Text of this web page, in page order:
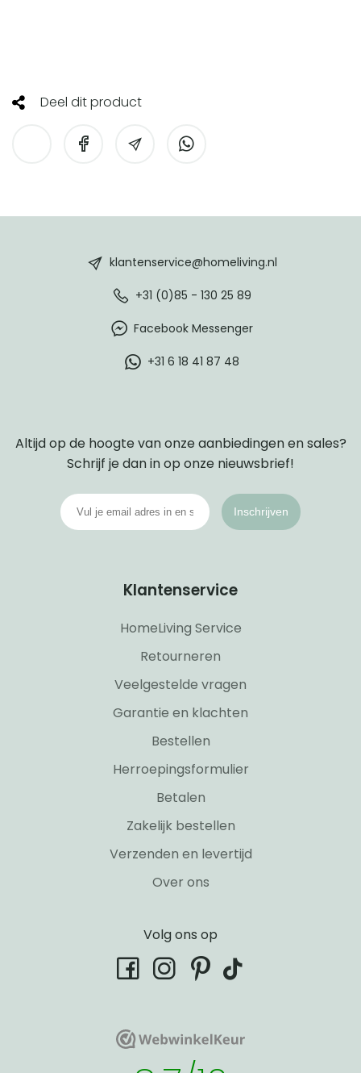
Deel dit product
klantenservice@homeliving.nl
+31 (0)85 - 130 25 89
Facebook Messenger
+31 6 18 41 87 48
Altijd op de hoogte van onze aanbiedingen en sales?
Schrijf je dan in op onze nieuwsbrief!
Inschrijven
Klantenservice
HomeLiving Service
Retourneren
Veelgestelde vragen
Garantie en klachten
Bestellen
Herroepingsformulier
Betalen
Zakelijk bestellen
Verzenden en levertijd
Over ons
Volg ons op
facebookinstagram
pinterest
tiktok
WebwinkelKeurWebwinkelKeur